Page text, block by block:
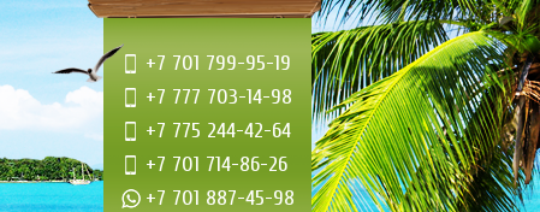
+7 701 799-95-19
+7 777 703-14-98
+7 775 244-42-64
+7 701 714-86-26
+7 701 887-45-98